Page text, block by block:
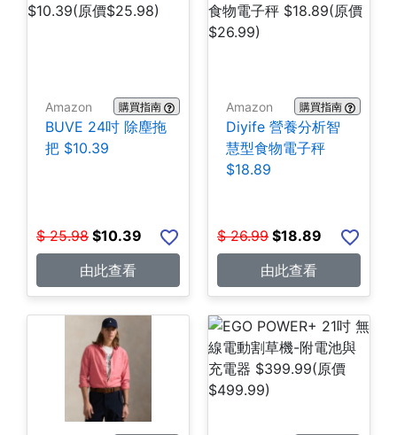
Amazon 購買指南
BUVE 24吋 除塵拖
把 $10.39
$ 25.98 $10.39
由此查看
Amazon 購買指南
Diyife 營養分析智
慧型食物電子秤
$18.89
$ 26.99 $18.89
由此查看